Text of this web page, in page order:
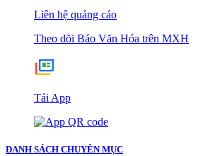
Liên hệ quảng cáo
Theo dõi Báo Văn Hóa trên MXH
Tải App
DANH SÁCH CHUYÊN MỤC